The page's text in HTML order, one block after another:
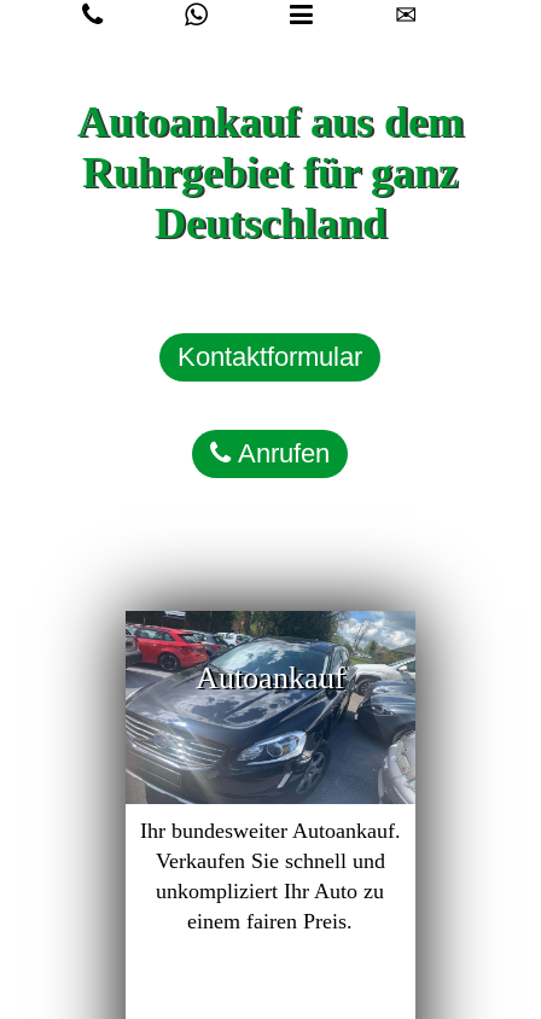
✉
Autoankauf aus dem
Ruhrgebiet für ganz
Deutschland
Kontaktformular
Anrufen
Autoankauf
Ihr bundesweiter Autoankauf.
Verkaufen Sie schnell und
unkompliziert Ihr Auto zu
einem fairen Preis.